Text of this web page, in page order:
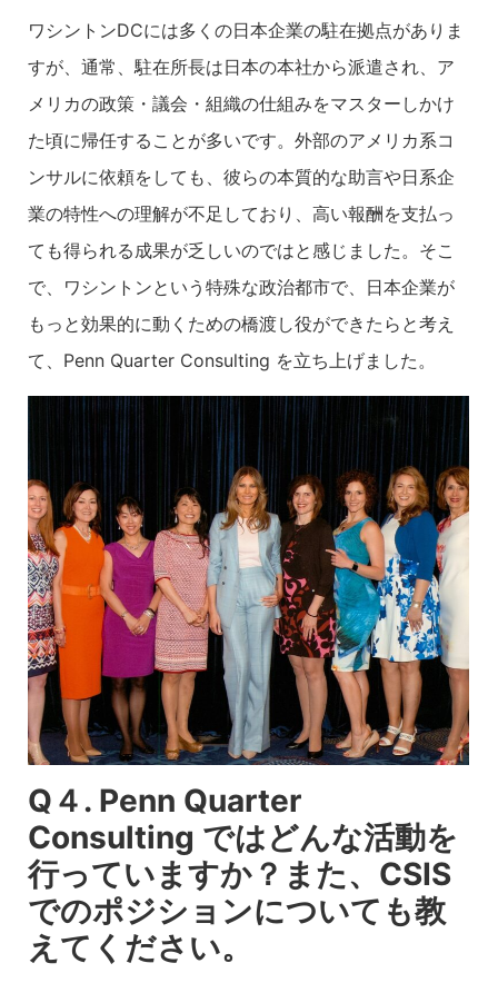
ワシントンDCには多くの日本企業の駐在拠点がありま
すが、通常、駐在所長は日本の本社から派遣され、ア
メリカの政策・議会・組織の仕組みをマスターしかけ
た頃に帰任することが多いです。外部のアメリカ系コ
ンサルに依頼をしても、彼らの本質的な助言や日系企
業の特性への理解が不足しており、高い報酬を支払っ
ても得られる成果が乏しいのではと感じました。そこ
で、ワシントンという特殊な政治都市で、日本企業が
もっと効果的に動くための橋渡し役ができたらと考え
て、Penn Quarter Consulting を立ち上げました。
Q４. Penn Quarter
Consulting ではどんな活動を
行っていますか？また、CSIS
でのポジションについても教
えてください。